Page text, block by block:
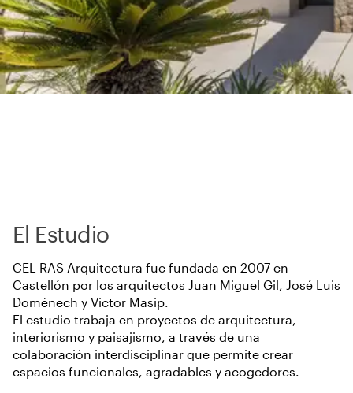
El Estudio
CEL-RAS Arquitectura fue fundada en 2007 en
Castellón por los arquitectos Juan Miguel Gil, José Luis
Doménech y Victor Masip.
El estudio trabaja en proyectos de arquitectura,
interiorismo y paisajismo, a través de una
colaboración interdisciplinar que permite crear
espacios funcionales, agradables y acogedores.